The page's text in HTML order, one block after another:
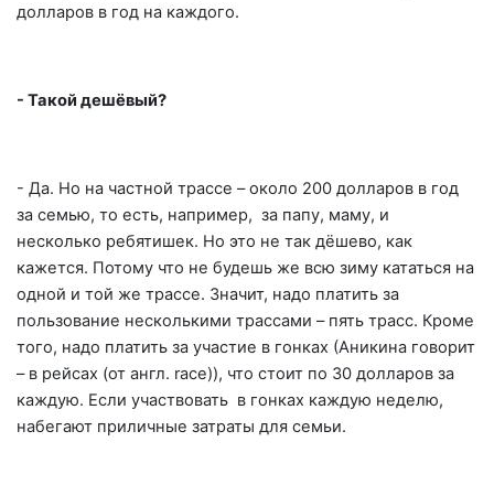
долларов в год на каждого.
- Такой дешёвый?
- Да. Но на частной трассе – около 200 долларов в год
за семью, то есть, например, за папу, маму, и
несколько ребятишек. Но это не так дёшево, как
кажется. Потому что не будешь же всю зиму кататься на
одной и той же трассе. Значит, надо платить за
пользование несколькими трассами – пять трасс. Кроме
того, надо платить за участие в гонках (Аникина говорит
– в рейсах (от англ. race)), что стоит по 30 долларов за
каждую. Если участвовать в гонках каждую неделю,
набегают приличные затраты для семьи.